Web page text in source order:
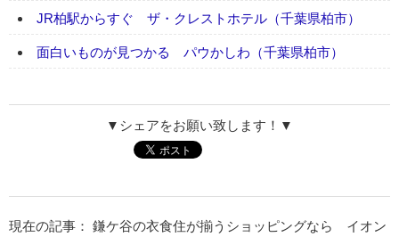
JR柏駅からすぐ ザ・クレストホテル（千葉県柏市）
面白いものが見つかる パウかしわ（千葉県柏市）
▼シェアをお願い致します！▼
現在の記事： 鎌ケ谷の衣食住が揃うショッピングなら イオン